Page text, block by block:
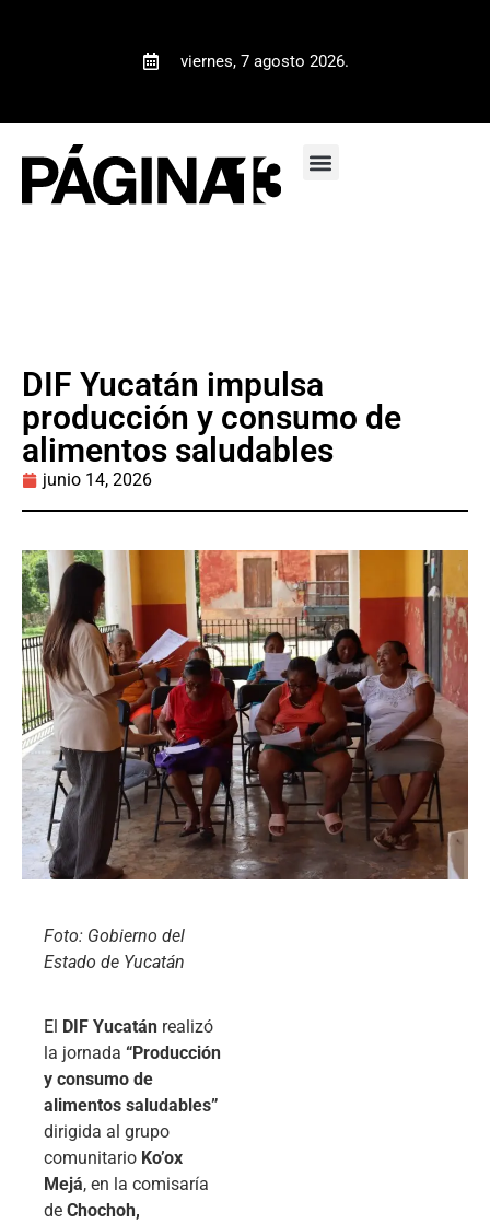
viernes, 7 agosto 2026.
DIF Yucatán impulsa
producción y consumo de
alimentos saludables
junio 14, 2026
Foto: Gobierno del
Estado de Yucatán
El DIF Yucatán realizó
la jornada “Producción
y consumo de
alimentos saludables”
dirigida al grupo
comunitario Ko’ox
Mejá, en la comisaría
de Chochoh,